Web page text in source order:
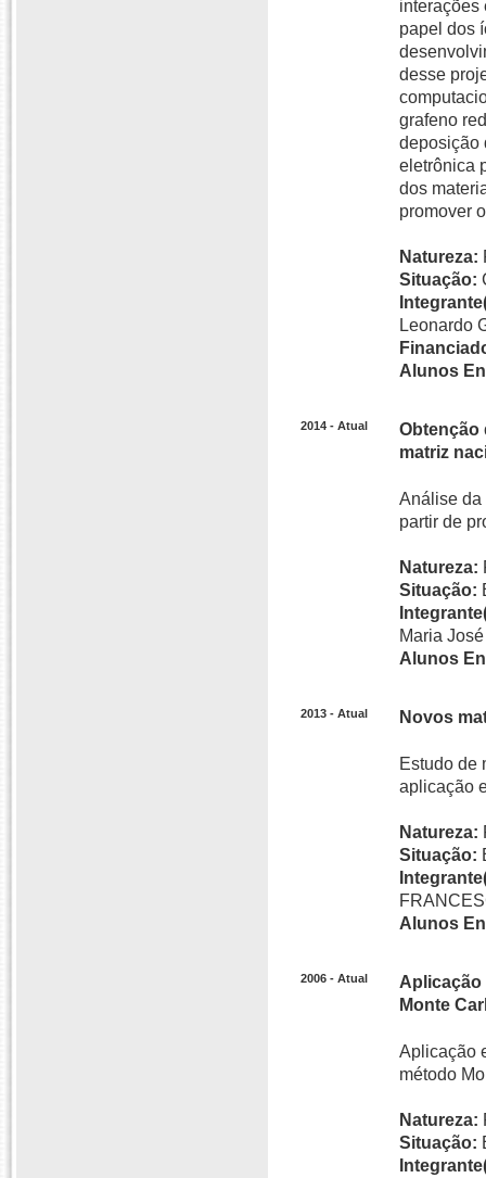
interações
papel dos
desse
grafeno
deposição
eletrônica
dos
promover
Natureza:
Situação:
Leonardo
Alunos
2014 - Atual
Obtenção
matriz
Análise da
partir de
Natureza:
Situação:
Maria
Alunos
2013 - Atual Novos
Estudo de
aplicação
Natureza:
Situação:
Alunos
2006 - Atual
Aplicação
Monte
Aplicação
método
Natureza:
Situação: